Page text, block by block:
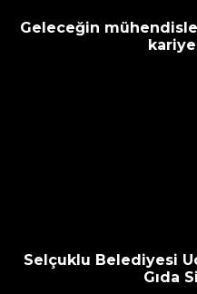
Geleceğin
Selçuklu Belediyesi
Gıda